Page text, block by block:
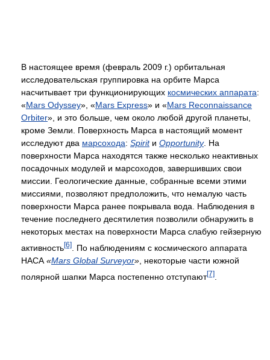
В настоящее время (февраль 2009 г.) орбитальная
исследовательская группировка на орбите Марса
насчитывает три функционирующих космических аппарата:
«Mars Odyssey», «Mars Express» и «Mars Reconnaissance
Orbiter», и это больше, чем около любой другой планеты,
кроме Земли. Поверхность Марса в настоящий момент
исследуют два марсохода: Spiritи Opportunity. На
поверхности Марса находятся также несколько неактивных
посадочных модулей и марсоходов, завершивших свои
миссии. Геологические данные, собранные всеми этими
миссиями, позволяют предположить, что немалую часть
поверхности Марса ранее покрывала вода. Наблюдения в
течение последнего десятилетия позволили обнаружить в
некоторых местах на поверхности Марса слабую гейзерную
активность[6]
. По наблюдениям с космического аппарата
НАСА «Mars Global Surveyor» , некоторые части южной
полярной шапки Марса постепенно отступают[7]